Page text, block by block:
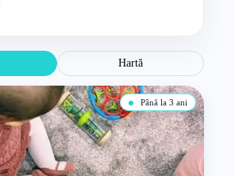
Hartă
Până la 3 ani